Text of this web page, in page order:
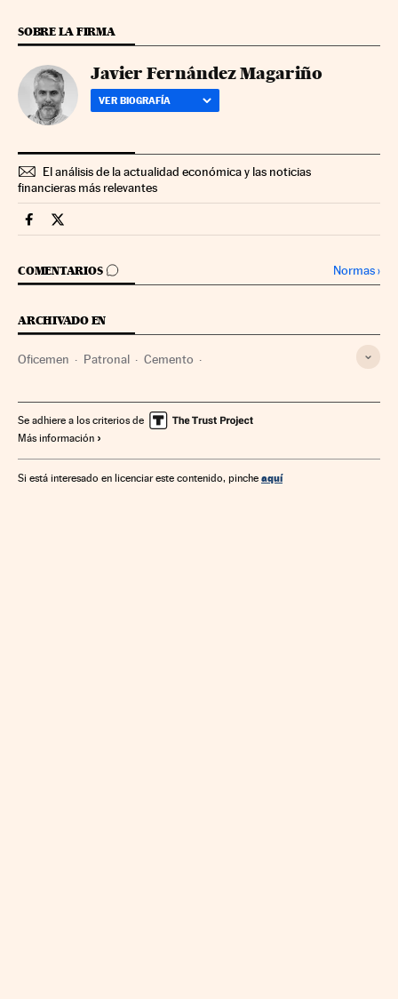
SOBRE LA FIRMA
Javier Fernández Magariño
VER BIOGRAFÍA
El análisis de la actualidad económica y las noticias
financieras más relevantes
Companias Cinco Días en Facebook
Companias Cinco Días en Twitter
COMENTARIOS
IR A LOS COMENTARIOS Normas›
ARCHIVADO EN
Oficemen Patronal Cemento
Construcción Relaciones laborales Energía eléctrica
Se adhiere a los criterios de
Más información
Si está interesado en licenciar este contenido, pinche aquí